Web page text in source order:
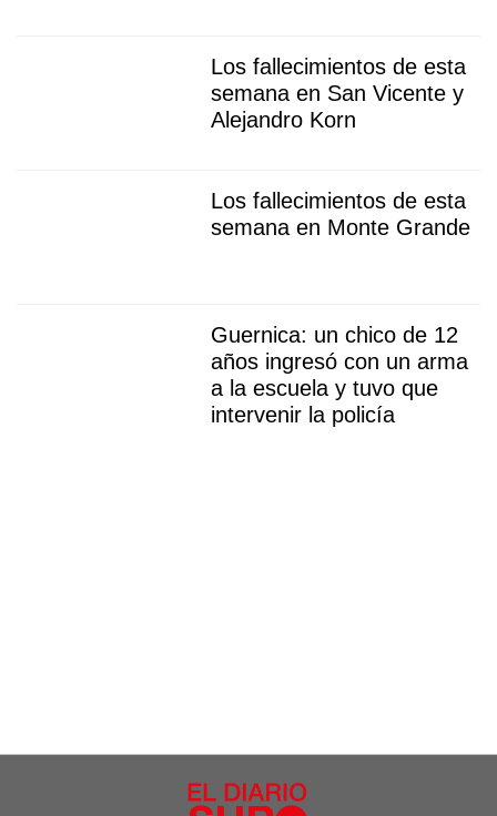
Los fallecimientos de esta
semana en San Vicente y
Alejandro Korn
Los fallecimientos de esta
semana en Monte Grande
Guernica: un chico de 12
años ingresó con un arma
a la escuela y tuvo que
intervenir la policía